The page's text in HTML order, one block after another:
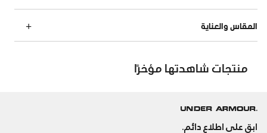
المقاس والعناية
منتجات شاهدتها مؤخرًا
ابق على اطلاع دائم.